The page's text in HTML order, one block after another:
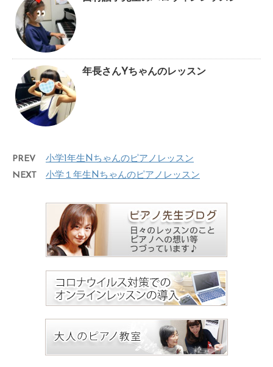
年長さんYちゃんのレッスン
PREV
小学1年生Nちゃんのピアノレッスン
NEXT
小学１年生Nちゃんのピアノレッスン